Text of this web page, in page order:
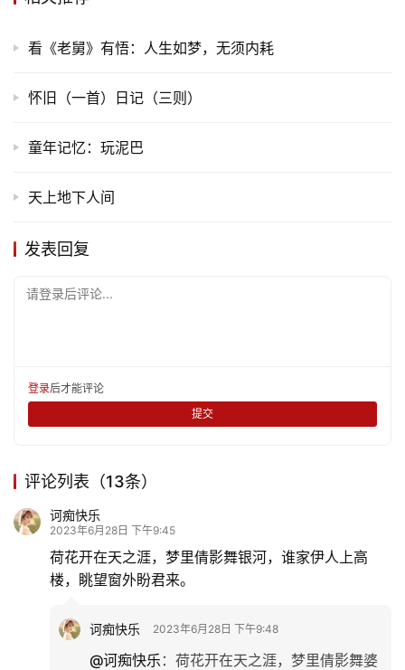
感
旅
儿
更
多
登录
看《老舅》有悟：人生如梦，无须内耗
怀旧（一首）日记（三则）
童年记忆：玩泥巴
天上地下人间
发表回复
请登录后评论...
登录后才能评论
提交
评论列表（13条）
诃痴快乐
2023年6月28日 下午9:45
荷花开在天之涯，梦里倩影舞银河，谁家伊人上高
楼，眺望窗外盼君来。
诃痴快乐 2023年6月28日 下午9:48
@诃痴快乐 ： 荷花开在天之涯，梦里倩影舞婆